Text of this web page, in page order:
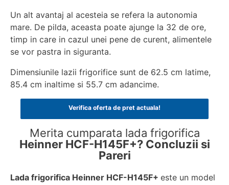
Un alt avantaj al acesteia se refera la autonomia
mare. De pilda, aceasta poate ajunge la 32 de ore,
timp in care in cazul unei pene de curent, alimentele
se vor pastra in siguranta.
Dimensiunile lazii frigorifice sunt de 62.5 cm latime,
85.4 cm inaltime si 55.7 cm adancime.
Verifica oferta de pret actuala!
Merita cumparata lada frigorifica
Heinner HCF-H145F+? Concluzii si
Pareri
Lada frigorifica Heinner HCF-H145F+ este un model